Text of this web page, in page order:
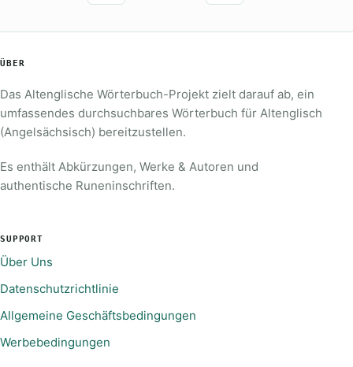
ÜBER
Das Altenglische Wörterbuch-Projekt zielt darauf ab, ein
umfassendes durchsuchbares Wörterbuch für Altenglisch
(Angelsächsisch) bereitzustellen.
Es enthält Abkürzungen, Werke & Autoren und
authentische Runeninschriften.
SUPPORT
Über Uns
Datenschutzrichtlinie
Allgemeine Geschäftsbedingungen
Werbebedingungen